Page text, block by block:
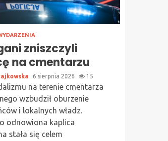
zniszczyli
na cmentarzu
6 sierpnia 2026 15
na terenie cmentarza
wzbudził oburzenie
i lokalnych władz.
odnowiona kaplica
stała się celem